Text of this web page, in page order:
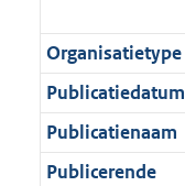
Organisatietype
Publicatiedatum
Publicatienaam
Publicerende